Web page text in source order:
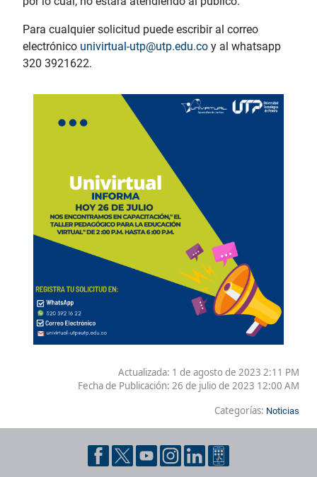
Para cualquier solicitud puede escribir al correo
electrónico univirtual-utp@utp.edu.co y al whatsapp
320 3921622.
Actualizada: 1 de agosto de 2023 2:11 PM
Fecha de Publicación: 26 de julio de 2023 12:00 AM
Categorías: Noticias